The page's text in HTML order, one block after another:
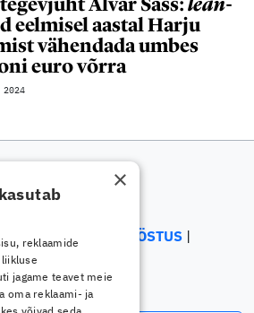
eelmisel aastal Harju
vähendada umbes
euro võrra
ELEKTROONIKATÖÖSTUS
ENERGEETIKA
×
reklaamide
jagame teavet meie
oma reklaami- ja